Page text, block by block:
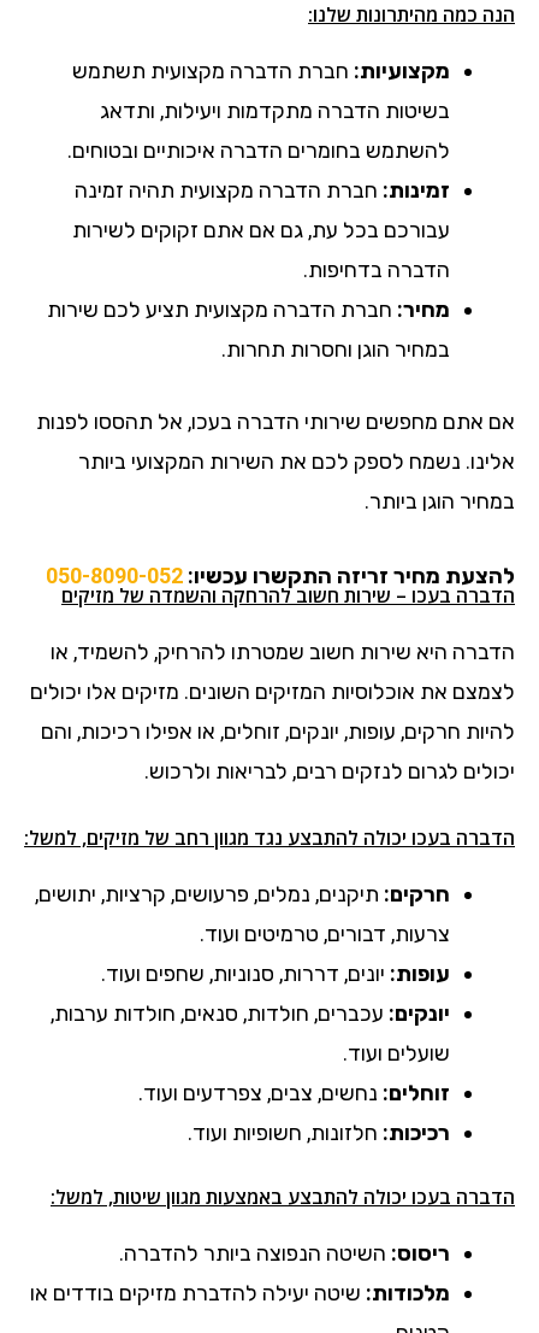
הנה כמה מהיתרונות שלנו:
מקצועיות: חברת הדברה מקצועית תשתמש
בשיטות הדברה מתקדמות ויעילות, ותדאג
להשתמש בחומרים הדברה איכותיים ובטוחים.
זמינות: חברת הדברה מקצועית תהיה זמינה
עבורכם בכל עת, גם אם אתם זקוקים לשירות
הדברה בדחיפות.
מחיר: חברת הדברה מקצועית תציע לכם שירות
במחיר הוגן וחסרות תחרות.
אם אתם מחפשים שירותי הדברה בעכו, אל תהססו לפנות
אלינו. נשמח לספק לכם את השירות המקצועי ביותר
במחיר הוגן ביותר.
להצעת מחיר זריזה התקשרו עכשיו: 050-8090-052
הדברה בעכו – שירות חשוב להרחקה והשמדה של מזיקים
הדברה היא שירות חשוב שמטרתו להרחיק, להשמיד, או
לצמצם את אוכלוסיות המזיקים השונים. מזיקים אלו יכולים
להיות חרקים, עופות, יונקים, זוחלים, או אפילו רכיכות, והם
יכולים לגרום לנזקים רבים, לבריאות ולרכוש.
הדברה בעכו יכולה להתבצע נגד מגוון רחב של מזיקים, למשל:
חרקים: תיקנים, נמלים, פרעושים, קרציות, יתושים,
צרעות, דבורים, טרמיטים ועוד.
עופות: יונים, דררות, סנוניות, שחפים ועוד.
יונקים: עכברים, חולדות, סנאים, חולדות ערבות,
שועלים ועוד.
זוחלים: נחשים, צבים, צפרדעים ועוד.
רכיכות: חלזונות, חשופיות ועוד.
הדברה בעכו יכולה להתבצע באמצעות מגוון שיטות, למשל:
ריסוס: השיטה הנפוצה ביותר להדברה.
מלכודות: שיטה יעילה להדברת מזיקים בודדים או